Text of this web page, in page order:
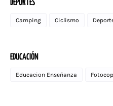
DEPORTES
Camping Ciclismo
EDUCACIÓN
Educacion Enseñanza